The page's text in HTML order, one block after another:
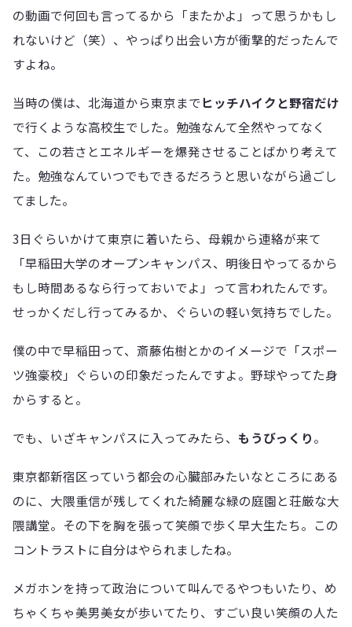
の動画で何回も言ってるから「またかよ」って思うかもし
れないけど（笑）、やっぱり出会い方が衝撃的だったんで
すよね。
当時の僕は、北海道から東京までヒッチハイクと野宿だけ
で行くような高校生でした。勉強なんて全然やってなく
て、この若さとエネルギーを爆発させることばかり考えて
た。勉強なんていつでもできるだろうと思いながら過ごし
てました。
3日ぐらいかけて東京に着いたら、母親から連絡が来て
「早稲田大学のオープンキャンパス、明後日やってるから
もし時間あるなら行っておいでよ」って言われたんです。
せっかくだし行ってみるか、ぐらいの軽い気持ちでした。
僕の中で早稲田って、斎藤佑樹とかのイメージで「スポー
ツ強豪校」ぐらいの印象だったんですよ。野球やってた身
からすると。
でも、いざキャンパスに入ってみたら、 もうびっくり。
東京都新宿区っていう都会の心臓部みたいなところにある
のに、大隈重信が残してくれた綺麗な緑の庭園と荘厳な大
隈講堂。その下を胸を張って笑顔で歩く早大生たち。この
コントラストに自分はやられましたね。
メガホンを持って政治について叫んでるやつもいたり、め
ちゃくちゃ美男美女が歩いてたり、すごい良い笑顔の人た